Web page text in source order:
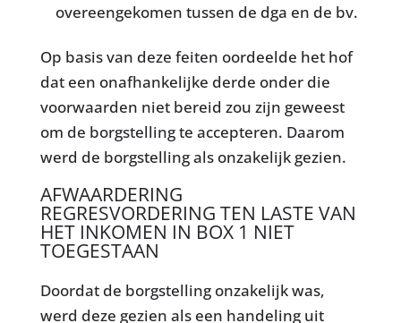
overeengekomen tussen de dga en de bv.
Op basis van deze feiten oordeelde het hof
dat een onafhankelijke derde onder die
voorwaarden niet bereid zou zijn geweest
om de borgstelling te accepteren. Daarom
werd de borgstelling als onzakelijk gezien.
AFWAARDERING
REGRESVORDERING TEN LASTE VAN
HET INKOMEN IN BOX 1 NIET
TOEGESTAAN
Doordat de borgstelling onzakelijk was,
werd deze gezien als een handeling uit